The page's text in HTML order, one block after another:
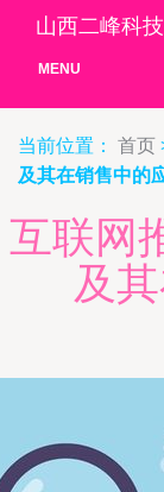
山西二峰科
MENU
当前位置： 首页
及其在销售中的
互联网
及